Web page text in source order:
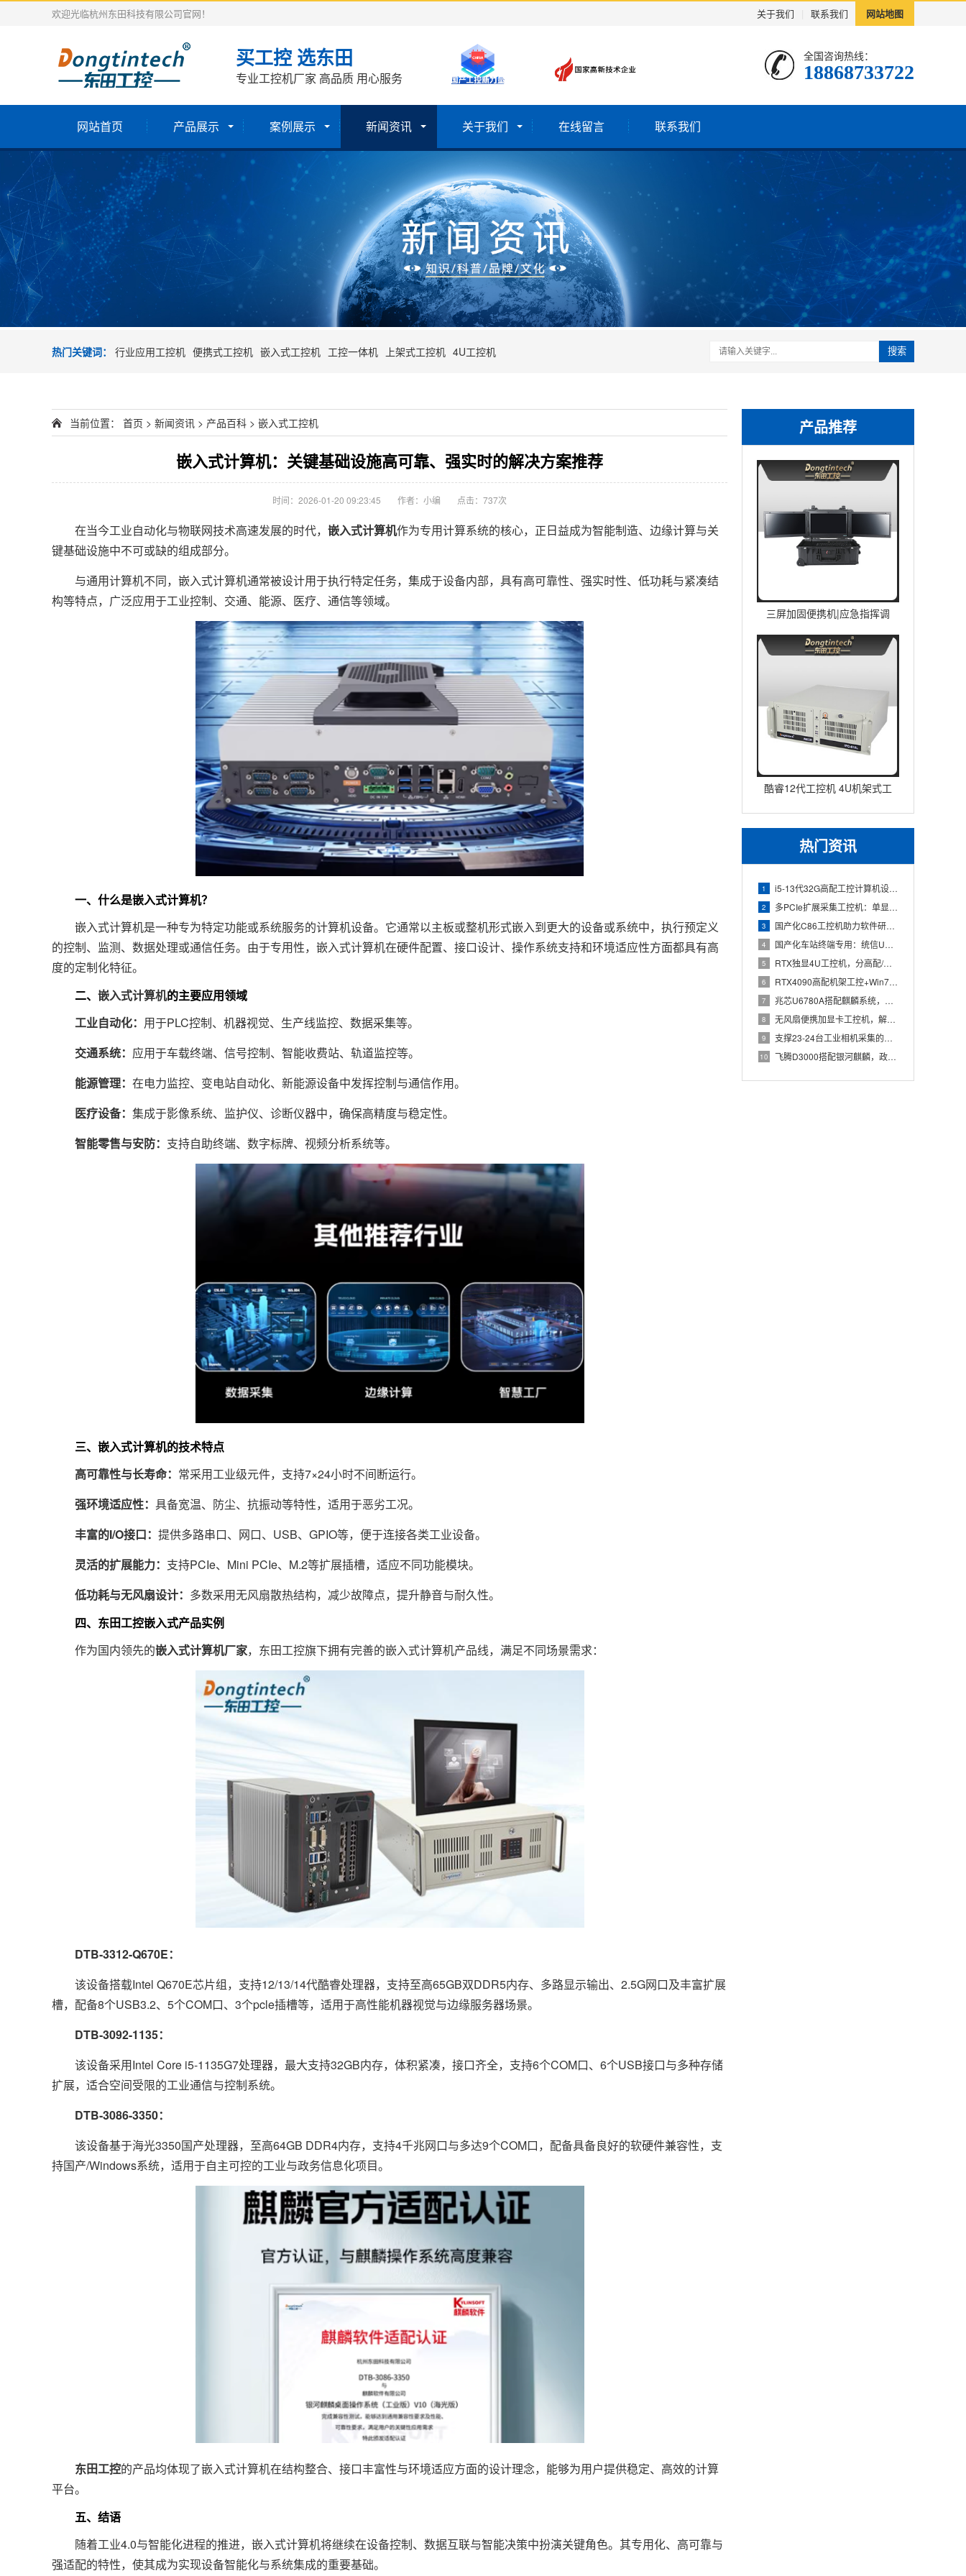
关于我们 联系我们 网站地图
欢迎光临杭州东田科技有限公司官网！
买工控 选东田
专业工控机厂家 高品质 用心服务
全国咨询热线：
18868733722
网站首页 产品展示 案例展示 新闻资讯 关于我们 在线留言 联系我们
热门关键词： 行业应用工控机 便携式工控机 嵌入式工控机 工控一体机 上架式工控机 4U工控机 搜索
产品推荐
三屏加固便携机|应急指挥调
度台移动终端|DTG-U1713-
酷睿12代工控机 4U机架式工
业控制器 DT-610L-IZ
热门资讯
1 i5-13代32G高配工控计算机设备，智能制造工位整机显示成
2 多PCIe扩展采集工控机：单显卡+多路采集卡高性价比方案
3 国产化C86工控机助力软件研发：从需求分析到落地部署
4 国产化车站终端专用：统信UOS兆芯八核嵌入式轨交工控机落地方
5 RTX独显4U工控机，分高配/低配适配无人机作业全场景
6 RTX4090高配机架工控+Win7加固笔记本，航空测控硬件
7 兆芯U6780A搭配麒麟系统，国产化工控机赋能航站楼航显调度
8 无风扇便携加显卡工控机，解决户外高波特率串口采集难题
9 支撑23-24台工业相机采集的高配置工控机解决方案推荐
10 飞腾D3000搭配银河麒麟，政务办公国产飞腾工控机落地方案
当前位置： 首页 > 新闻资讯 > 产品百科 > 嵌入式工控机
嵌入式计算机：关键基础设施高可靠、强实时的解决方案推荐
时间：2026-01-20 09:23:45 作者：小编 点击： 737次
在当今工业自动化与物联网技术高速发展的时代， 嵌入式计算机作为专用计算系统的核心，正日益成为智能制造、边缘计算与关
键基础设施中不可或缺的组成部分。
与通用计算机不同，嵌入式计算机通常被设计用于执行特定任务，集成于设备内部，具有高可靠性、强实时性、低功耗与紧凑结
构等特点，广泛应用于工业控制、交通、能源、医疗、通信等领域。
一、什么是嵌入式计算机？
嵌入式计算机是一种专为特定功能或系统服务的计算机设备。它通常以主板或整机形式嵌入到更大的设备或系统中，执行预定义
的控制、监测、数据处理或通信任务。由于专用性，嵌入式计算机在硬件配置、接口设计、操作系统支持和环境适应性方面都具有高
度的定制化特征。
二、 嵌入式计算机的主要应用领域
工业自动化： 用于PLC控制、机器视觉、生产线监控、数据采集等。
交通系统： 应用于车载终端、信号控制、智能收费站、轨道监控等。
能源管理： 在电力监控、变电站自动化、新能源设备中发挥控制与通信作用。
医疗设备： 集成于影像系统、监护仪、诊断仪器中，确保高精度与稳定性。
智能零售与安防： 支持自助终端、数字标牌、视频分析系统等。
三、嵌入式计算机的技术特点
高可靠性与长寿命： 常采用工业级元件，支持7×24小时不间断运行。
强环境适应性： 具备宽温、防尘、抗振动等特性，适用于恶劣工况。
丰富的I/O接口： 提供多路串口、网口、USB、GPIO等，便于连接各类工业设备。
灵活的扩展能力： 支持PCIe、Mini PCIe、M.2等扩展插槽，适应不同功能模块。
低功耗与无风扇设计： 多数采用无风扇散热结构，减少故障点，提升静音与耐久性。
四、东田工控嵌入式产品实例
作为国内领先的嵌入式计算机厂家，东田工控旗下拥有完善的嵌入式计算机产品线，满足不同场景需求：
DTB-3312-Q670E：
该设备搭载Intel Q670E芯片组，支持12/13/14代酷睿处理器，支持至高65GB双DDR5内存、多路显示输出、2.5G网口及丰富扩展
槽，配备8个USB3.2、5个COM口、3个pcle插槽等，适用于高性能机器视觉与边缘服务器场景。
DTB-3092-1135：
该设备采用Intel Core i5-1135G7处理器，最大支持32GB内存，体积紧凑，接口齐全，支持6个COM口、6个USB接口与多种存储
扩展，适合空间受限的工业通信与控制系统。
DTB-3086-3350：
该设备基于海光3350国产处理器，至高64GB DDR4内存，支持4千兆网口与多达9个COM口，配备具备良好的软硬件兼容性，支
持国产/Windows系统，适用于自主可控的工业与政务信息化项目。
东田工控的产品均体现了嵌入式计算机在结构整合、接口丰富性与环境适应方面的设计理念，能够为用户提供稳定、高效的计算
平台。
五、结语
随着工业4.0与智能化进程的推进，嵌入式计算机将继续在设备控制、数据互联与智能决策中扮演关键角色。其专用化、高可靠与
强适配的特性，使其成为实现设备智能化与系统集成的重要基础。